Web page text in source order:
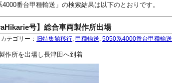
番台甲種輸送」の検索結果は以下のとおりです。
号】総合車両製作所出場
カテゴリー： 旧特集館移行 ,甲種輸送 ,5050系4000番台甲種輸送
作所を出場し長津田へ到着